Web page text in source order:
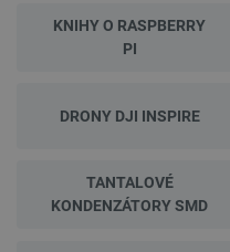
KNIHY O RASPBERRY
PI
DRONY DJI INSPIRE
TANTALOVÉ
KONDENZÁTORY SMD